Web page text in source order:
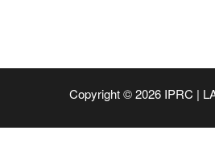
Copyright © 2026 IPRC |